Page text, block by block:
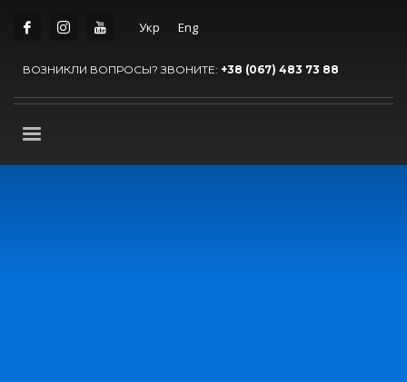
Укр Eng
ВОЗНИКЛИ ВОПРОСЫ? ЗВОНИТЕ: +38 (067) 483 73 88